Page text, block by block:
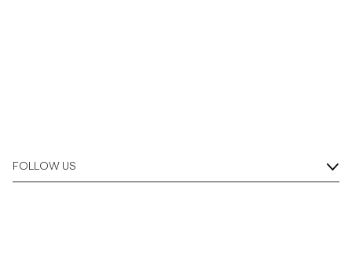
FOLLOW US